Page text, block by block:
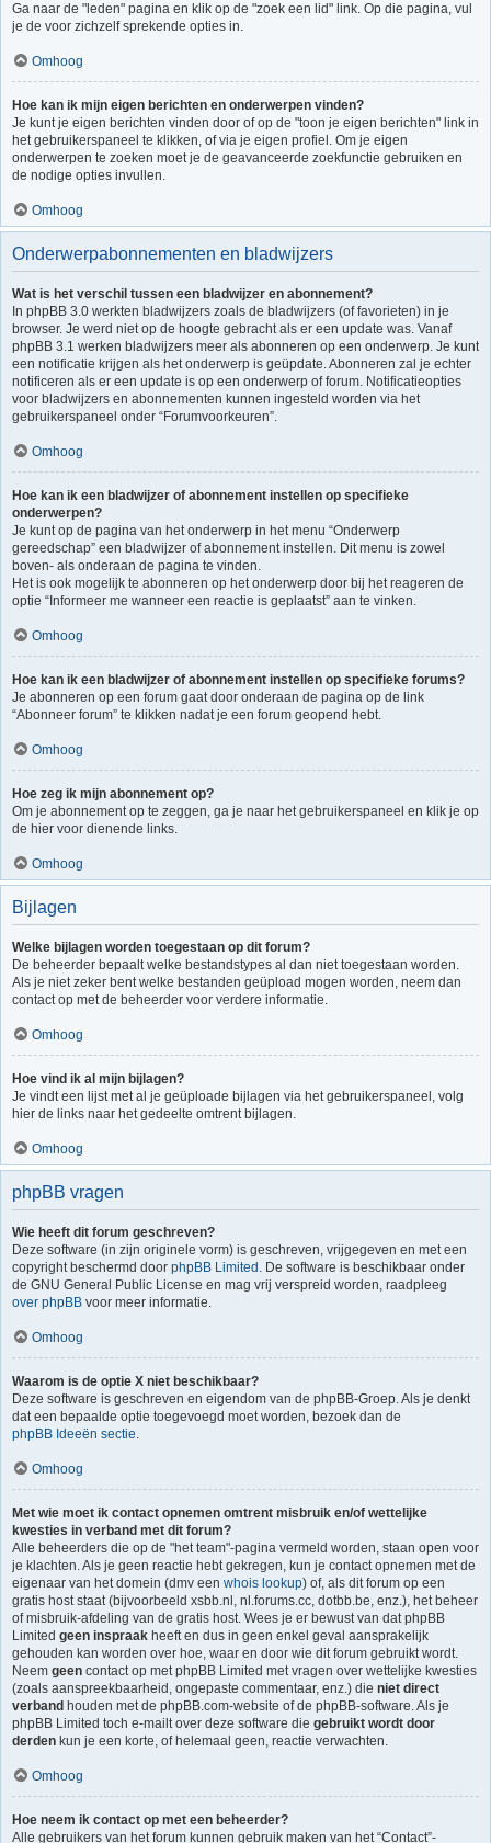
Ga naar de "leden" pagina en klik op de "zoek een lid" link. Op die pagina, vul
je de voor zichzelf sprekende opties in.
Omhoog
Hoe kan ik mijn eigen berichten en onderwerpen vinden?
Je kunt je eigen berichten vinden door of op de "toon je eigen berichten" link in
het gebruikerspaneel te klikken, of via je eigen profiel. Om je eigen
onderwerpen te zoeken moet je de geavanceerde zoekfunctie gebruiken en
de nodige opties invullen.
Omhoog
Onderwerpabonnementen en bladwijzers
Wat is het verschil tussen een bladwijzer en abonnement?
In phpBB 3.0 werkten bladwijzers zoals de bladwijzers (of favorieten) in je
browser. Je werd niet op de hoogte gebracht als er een update was. Vanaf
phpBB 3.1 werken bladwijzers meer als abonneren op een onderwerp. Je kunt
een notificatie krijgen als het onderwerp is geüpdate. Abonneren zal je echter
notificeren als er een update is op een onderwerp of forum. Notificatieopties
voor bladwijzers en abonnementen kunnen ingesteld worden via het
gebruikerspaneel onder “Forumvoorkeuren”.
Omhoog
Hoe kan ik een bladwijzer of abonnement instellen op specifieke
onderwerpen?
Je kunt op de pagina van het onderwerp in het menu “Onderwerp
gereedschap” een bladwijzer of abonnement instellen. Dit menu is zowel
boven- als onderaan de pagina te vinden.
Het is ook mogelijk te abonneren op het onderwerp door bij het reageren de
optie “Informeer me wanneer een reactie is geplaatst” aan te vinken.
Omhoog
Hoe kan ik een bladwijzer of abonnement instellen op specifieke forums?
Je abonneren op een forum gaat door onderaan de pagina op de link
“Abonneer forum” te klikken nadat je een forum geopend hebt.
Omhoog
Hoe zeg ik mijn abonnement op?
Om je abonnement op te zeggen, ga je naar het gebruikerspaneel en klik je op
de hier voor dienende links.
Omhoog
Bijlagen
Welke bijlagen worden toegestaan op dit forum?
De beheerder bepaalt welke bestandstypes al dan niet toegestaan worden.
Als je niet zeker bent welke bestanden geüpload mogen worden, neem dan
contact op met de beheerder voor verdere informatie.
Omhoog
Hoe vind ik al mijn bijlagen?
Je vindt een lijst met al je geüploade bijlagen via het gebruikerspaneel, volg
hier de links naar het gedeelte omtrent bijlagen.
Omhoog
phpBB vragen
Wie heeft dit forum geschreven?
Deze software (in zijn originele vorm) is geschreven, vrijgegeven en met een
copyright beschermd door phpBB Limited . De software is beschikbaar onder
de GNU General Public License en mag vrij verspreid worden, raadpleeg
over phpBB voor meer informatie.
Omhoog
Waarom is de optie X niet beschikbaar?
Deze software is geschreven en eigendom van de phpBB-Groep. Als je denkt
dat een bepaalde optie toegevoegd moet worden, bezoek dan de
phpBB Ideeën sectie.
Omhoog
Met wie moet ik contact opnemen omtrent misbruik en/of wettelijke
kwesties in verband met dit forum?
Alle beheerders die op de "het team"-pagina vermeld worden, staan open voor
je klachten. Als je geen reactie hebt gekregen, kun je contact opnemen met de
eigenaar van het domein (dmv een whois lookup) of, als dit forum op een
gratis host staat (bijvoorbeeld xsbb.nl, nl.forums.cc, dotbb.be, enz.), het beheer
of misbruik-afdeling van de gratis host. Wees je er bewust van dat phpBB
Limited geen inspraak heeft en dus in geen enkel geval aansprakelijk
gehouden kan worden over hoe, waar en door wie dit forum gebruikt wordt.
Neem geen contact op met phpBB Limited met vragen over wettelijke kwesties
(zoals aanspreekbaarheid, ongepaste commentaar, enz.) die niet direct
verband houden met de phpBB.com-website of de phpBB-software. Als je
phpBB Limited toch e-mailt over deze software die gebruikt wordt door
derden kun je een korte, of helemaal geen, reactie verwachten.
Omhoog
Hoe neem ik contact op met een beheerder?
Alle gebruikers van het forum kunnen gebruik maken van het “Contact”-